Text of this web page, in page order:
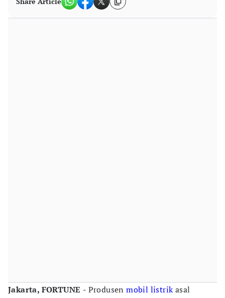
Jakarta, FORTUNE - Produsenmobil listrikasal